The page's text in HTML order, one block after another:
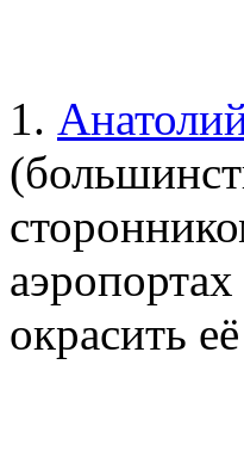
1.
окрасить